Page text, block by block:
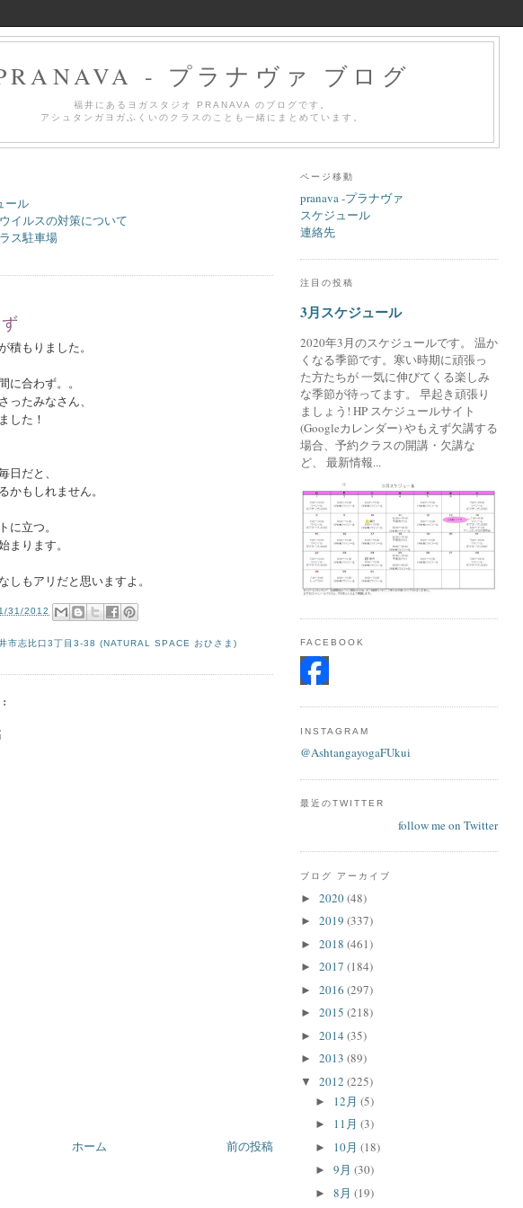
- プラナヴァ ブログ
福井にあるヨガスタジオ PRANAVA のブログです。
アシュタンガヨガふくいのクラスのことも一緒にまとめています。
ール
イルスの対策について
ス駐車場
積もりました。
に合わず。。
ったみなさん、
した！
日だと、
かもしれません。
に立つ。
まります。
しもアリだと思いますよ。
31/2012
市志比口3丁目3-38 (NATURAL SPACE おひさま)
前の投稿
ホーム
ページ移動
pranava -プラナヴァ
スケジュール
連絡先
注目の投稿
3月スケジュール
2020年3月のスケジュールです。 温か
くなる季節です。寒い時期に頑張っ
た方たちが 一気に伸びてくる楽しみ
な季節が待ってます。 早起き頑張り
ましょう! HP スケジュールサイト
(Googleカレンダー) やもえず欠講する
場合、予約クラスの開講・欠講な
ど、 最新情報...
FACEBOOK
INSTAGRAM
@AshtangayogaFUkui
最近のTWITTER
follow me on Twitter
ブログ アーカイブ
► 2020(48)
► 2019 (337)
► 2018 (461)
► 2017 (184)
► 2016 (297)
► 2015 (218)
► 2014 (35)
► 2013 (89)
▼ 2012 (225)
► 12月 (5)
► 11月 (3)
► 10月 (18)
► 9月 (30)
► 8月 (19)